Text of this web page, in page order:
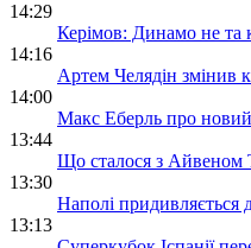
14:29
Керімов: Динамо не та
14:16
Артем Челядін змінив
14:00
Макс Еберль про
13:44
Що сталося з Айвеном
13:30
Наполі придивляється
13:13